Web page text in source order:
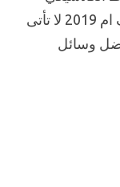
بالاضافة الى ان اسعار سيارات دي اف ام 2019 لا تأتى
وسائل